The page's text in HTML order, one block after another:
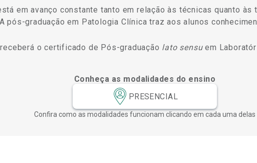
em avanço constante tanto em relação às técnicas quanto às
pós-graduação em Patologia Clínica traz aos alunos
o certificado de Pós-graduação lato sensuem
Conheça as modalidades do ensino
PRESENCIAL
Confira como as modalidades funcionam clicando em cada uma delas